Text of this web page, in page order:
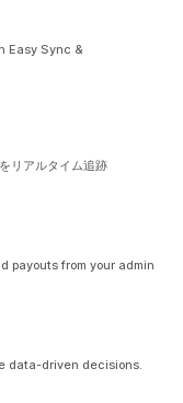
Easy Sync &
リアルタイム追跡
payouts from your admin
data-driven decisions.